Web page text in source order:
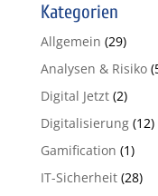
Kategorien
Allgemein (29)
Analysen & Risiko
Digital Jetzt(2)
Digitalisierung(12)
Gamification (1)
IT-Sicherheit(28)